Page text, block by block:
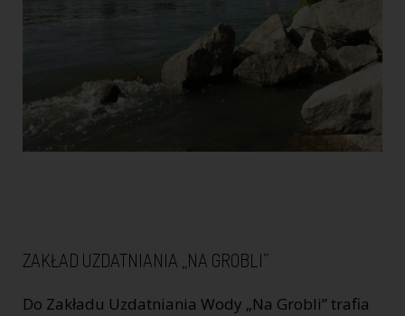
ZAKŁAD UZDATNIANIA „NA GROBLI”
Do Zakładu Uzdatniania Wody „Na Grobli” trafia